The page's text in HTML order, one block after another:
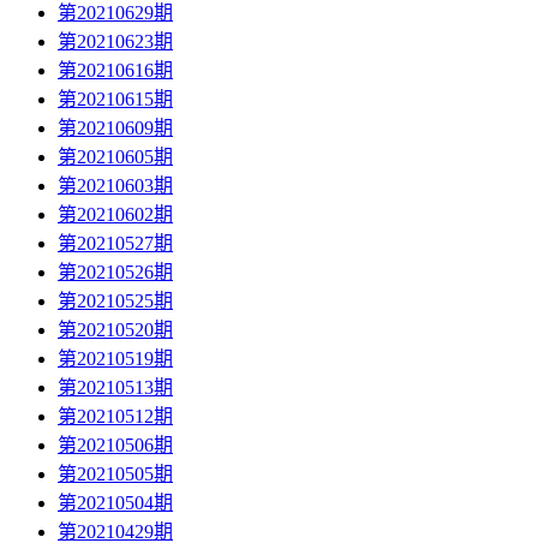
第20210629期
第20210623期
第20210616期
第20210615期
第20210609期
第20210605期
第20210603期
第20210602期
第20210527期
第20210526期
第20210525期
第20210520期
第20210519期
第20210513期
第20210512期
第20210506期
第20210505期
第20210504期
第20210429期